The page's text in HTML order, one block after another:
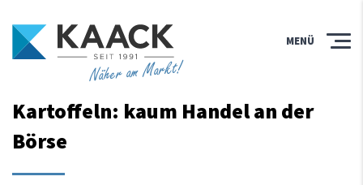
Näher am Markt!
MENÜ
Kartoffeln: kaum Handel an der
Börse